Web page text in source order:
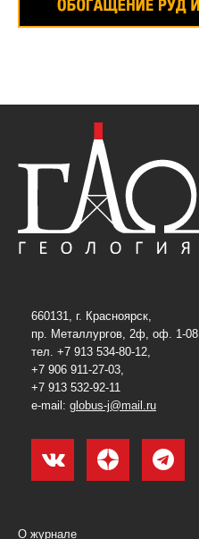
660131, г. Красноярск,
пр. Металлургов, 2ф, оф. 1-08
тел. +7 913 534-80-12,
+7 906 911-27-03,
+7 913 532-92-11
e-mail: globus-j@mail.ru
О журнале